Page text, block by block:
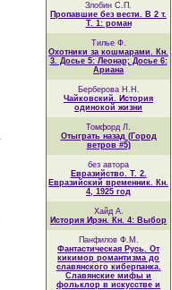
Злобин С.П.
Пропавшие без вести. В 2 т.
Т. 1: роман
Тилье Ф.
Охотники за кошмарами. Кн.
3. Досье 5: Леонар; Досье 6:
Ариана
Берберова Н.Н.
Чайковский. История
одинокой жизни
Томфорд Л.
Отыграть назад (Город
ветров #5)
без автора
Евразийство. Т. 2.
Евразийский временник. Кн.
4, 1925 год
Хайд А.
История Ирэн. Кн. 4: Выбор
Панфилов Ф.М.
Фантастическая Русь. От
кикимор романтизма до
славянского киберпанка.
Славянские мифы и
фольклор в искусстве и